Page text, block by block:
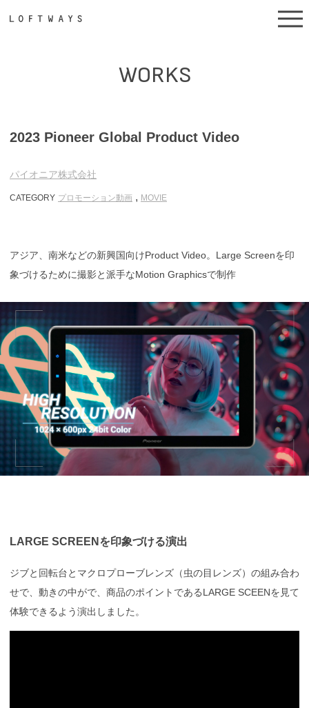
WORKS
2023 Pioneer Global Product Video
パイオニア株式会社
CATEGORY プロモーション動画 , MOVIE
アジア、南米などの新興国向けProduct Video。Large Screenを印
象づけるために撮影と派手なMotion Graphicsで制作
LARGE SCREENを印象づける演出
ジブと回転台とマクロプローブレンズ（虫の目レンズ）の組み合わ
せで、動きの中がで、商品のポイントであるLARGE SCEENを見て
体験できるよう演出しました。